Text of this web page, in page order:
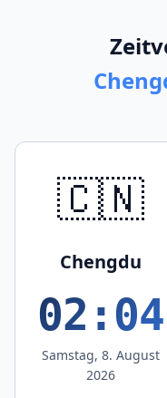
🇨🇳
Chengdu
02:04
Samstag, 8. August
2026